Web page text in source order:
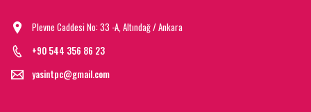
Plevne Caddesi No: 33 -A, Altındağ / Ankara
+90 544 356 86 23
yasintpc@gmail.com